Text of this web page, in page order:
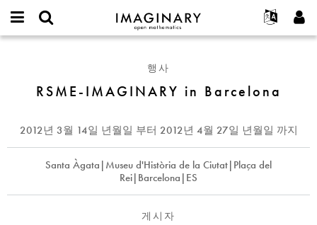
IMAGINARY
open
Français
Deutsch
Español
Türkçe
Programs
Galleries
Films
Texts
Exhibitions
프로젝트
참가하기
username
가입하기
새로운 비밀번호 요청하기
행사
RSME-IMAGINARY in Barcelona
2012년 3월 14일 년월일 부터 2012년 4월 27일 년월일 까지
Santa Àgata|Museu d'Història de la Ciutat|Plaça del
Rei|Barcelona|ES
게시자